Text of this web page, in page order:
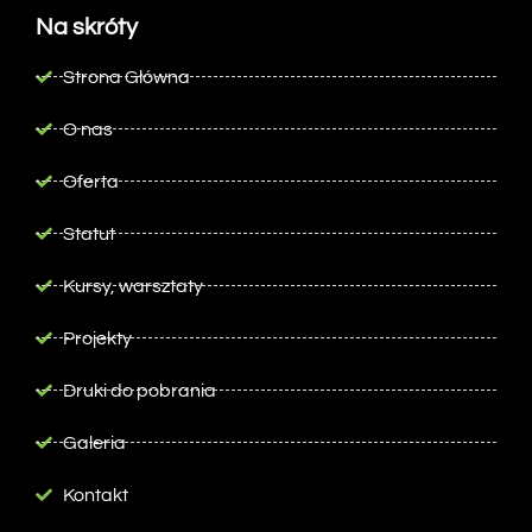
Na skróty
Strona Główna
O nas
Oferta
Statut
Kursy, warsztaty
Projekty
Druki do pobrania
Galeria
Kontakt